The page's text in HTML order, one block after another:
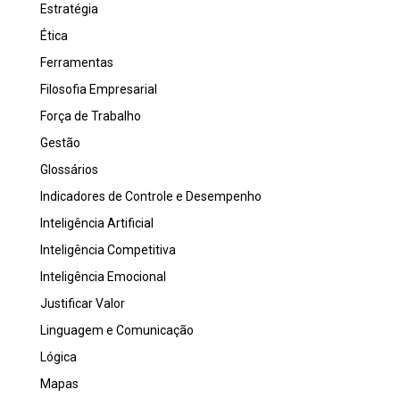
Estratégia
Ética
Ferramentas
Filosofia Empresarial
Força de Trabalho
Gestão
Glossários
Indicadores de Controle e Desempenho
Inteligência Artificial
Inteligência Competitiva
Inteligência Emocional
Justificar Valor
Linguagem e Comunicação
Lógica
Mapas